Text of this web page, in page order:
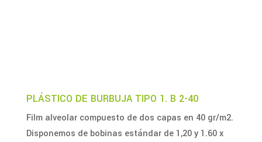
PLÁSTICO DE BURBUJA TIPO 1. B 2-40
Film alveolar compuesto de dos capas en 40 gr/m2.
Disponemos de bobinas estándar de 1,20 y 1.60 x